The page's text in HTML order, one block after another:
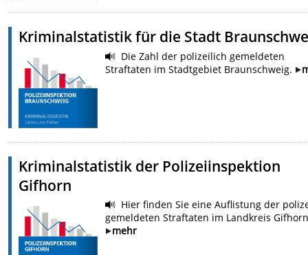
Kriminalstatistik für die Stadt
Die Zahl der polizeilich gemeldeten
Straftaten im Stadtgebiet Braunschweig.
Kriminalstatistik der Polizeiinspektion
Gifhorn
Hier finden Sie eine Auflistung der
gemeldeten Straftaten im Landkreis Gifhorn
mehr